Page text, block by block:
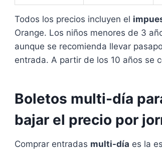
Todos los precios incluyen el
Orange. Los niños menores de 3
aunque se recomienda llevar
entrada. A partir de los 10 años se
Boletos multi-día
bajar el precio por
Comprar entradas multi-día es la